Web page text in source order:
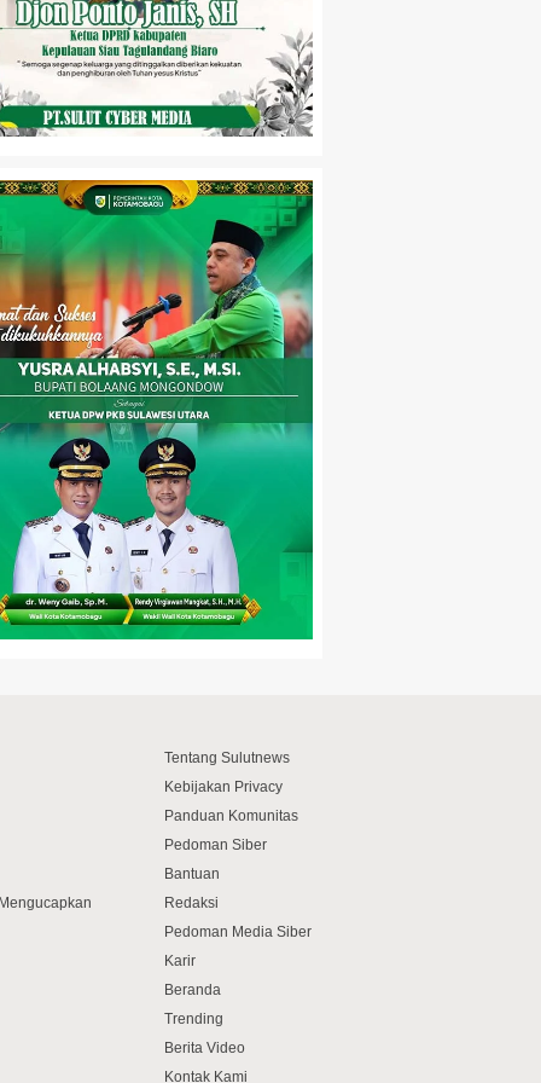
Tentang Sulutnews
Kebijakan Privacy
Panduan Komunitas
Pedoman Siber
Bantuan
Redaksi
Pedoman Media Siber
Karir
Beranda
Trending
Berita Video
Kontak Kami